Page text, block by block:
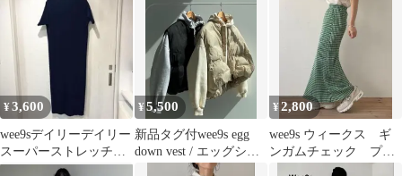
¥3,600
wee9sデイリーデイリー
スーパーストレッチプ
リーツワンピース ネ
¥5,500
新品タグ付wee9s egg
down vest / エッグショ
ートダウンベスト
¥2,800
wee9s ウィークス ギ
ンガムチェック プリ
ーツ ロングスカー